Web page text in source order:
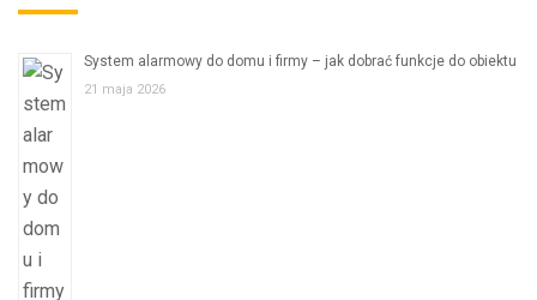
System alarmowy do domu i firmy – jak dobrać funkcje do obiektu
21 maja 2026